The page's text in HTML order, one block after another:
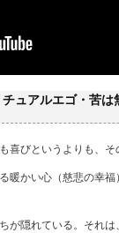
ュアルエゴ・苦
喜びというよりも、
暖かい心（慈悲の幸
が隠れている。それ